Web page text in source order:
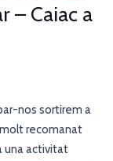
– Caiac a
nos sortirem a
recomanat
una activitat